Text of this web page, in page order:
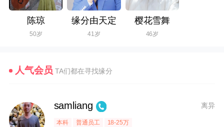
陈琼
50岁
缘分由天定
41岁
樱花雪舞
46岁
人气会员 TA们都在寻找缘分
samliang 离异
本科 普通员工 18-25万